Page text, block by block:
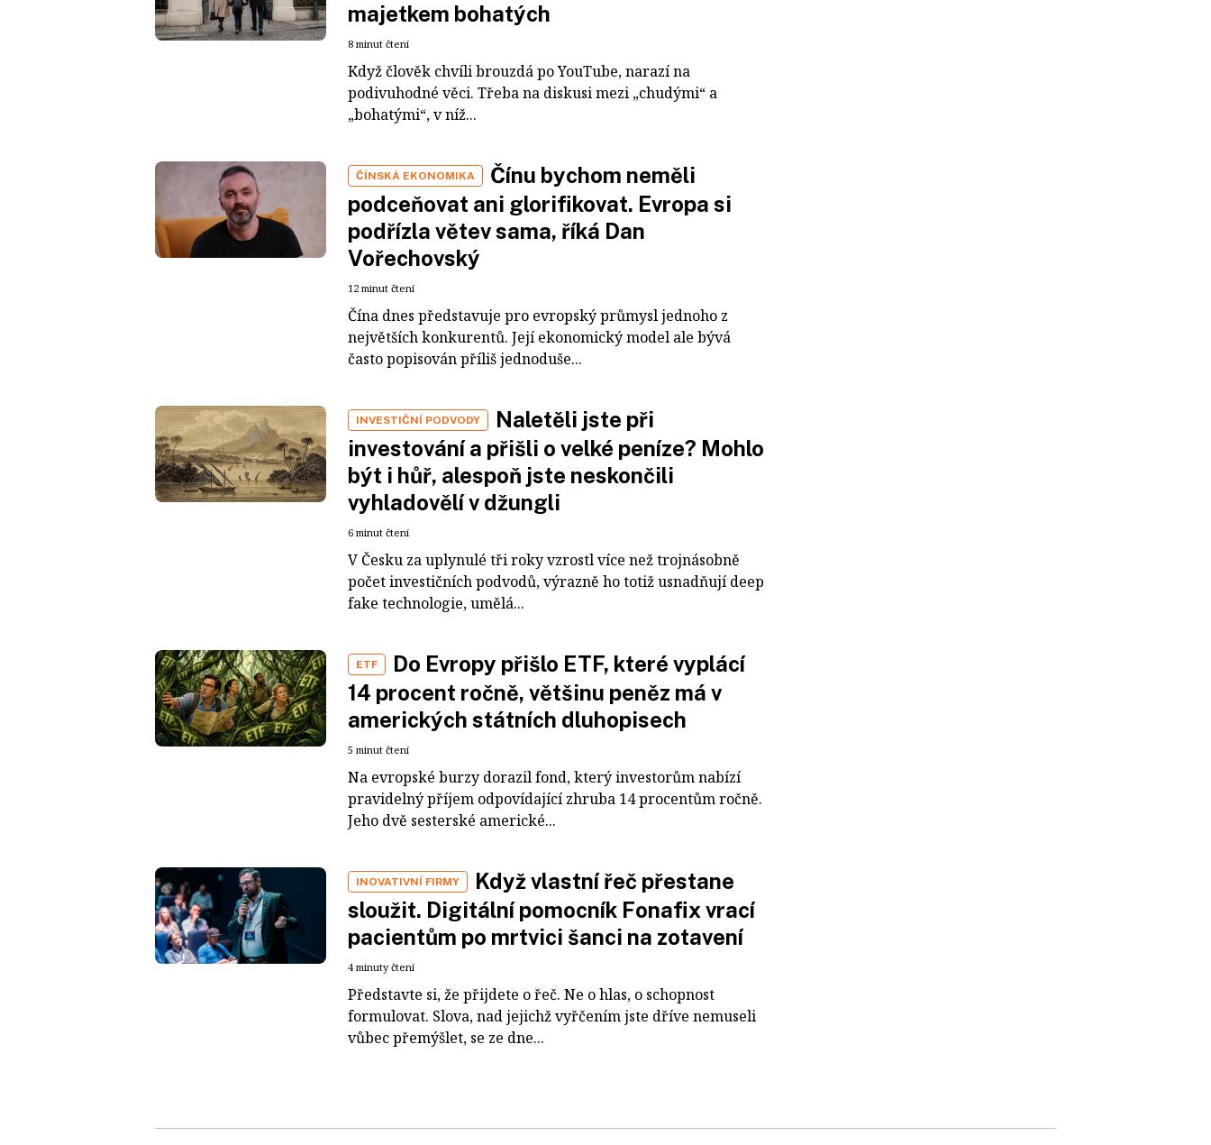
majetkem bohatých
8 minut čtení
Když člověk chvíli brouzdá po YouTube, narazí na
podivuhodné věci. Třeba na diskusi mezi „chudými“ a
„bohatými“, v níž...
ČÍNSKÁ EKONOMIKA
Čínu bychom neměli
podceňovat ani glorifikovat. Evropa si
podřízla větev sama, říká Dan
Vořechovský
12 minut čtení
Čína dnes představuje pro evropský průmysl jednoho z
největších konkurentů. Její ekonomický model ale bývá
často popisován příliš jednoduše...
INVESTIČNÍ PODVODY
Naletěli jste při
investování a přišli o velké peníze? Mohlo
být i hůř, alespoň jste neskončili
vyhladovělí v džungli
6 minut čtení
V Česku za uplynulé tři roky vzrostl více než trojnásobně
počet investičních podvodů, výrazně ho totiž usnadňují deep
fake technologie, umělá...
ETF
Do Evropy přišlo ETF, které vyplácí
14 procent ročně, většinu peněz má v
amerických státních dluhopisech
5 minut čtení
Na evropské burzy dorazil fond, který investorům nabízí
pravidelný příjem odpovídající zhruba 14 procentům ročně.
Jeho dvě sesterské americké...
INOVATIVNÍ FIRMY
Když vlastní řeč přestane
sloužit. Digitální pomocník Fonafix vrací
pacientům po mrtvici šanci na zotavení
4 minuty čtení
Představte si, že přijdete o řeč. Ne o hlas, o schopnost
formulovat. Slova, nad jejichž vyřčením jste dříve nemuseli
vůbec přemýšlet, se ze dne...